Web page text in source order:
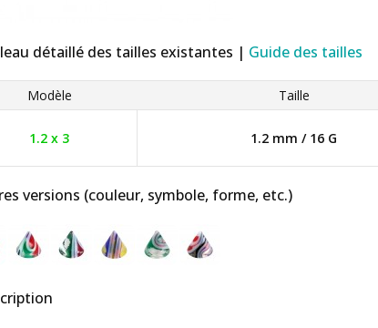
détaillé des tailles existantes | Guide des tailles
Modèle Taille
1.2 x 3 1.2 mm / 16 G
versions (couleur, symbole, forme, etc.)